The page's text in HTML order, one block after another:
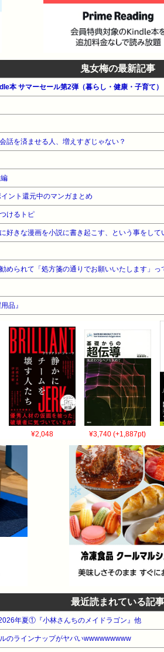
鬼女梅の最新記事
本 サマーセール第2弾（暮らし・健康・子育て
話を済ませる人、増えすぎじゃない？
ント還元中のマンガまとめ
けるトピ
好きな漫画を小説に書き起こす、という事をし
められて「処方箋の通りでお願いいたします」
品』
¥2,048 ¥3,740 (+1,887pt)
最近読まれている記事
年夏①『小林さんちのメイドラゴン』他
のラインナップがヤバいwwwwwwwww